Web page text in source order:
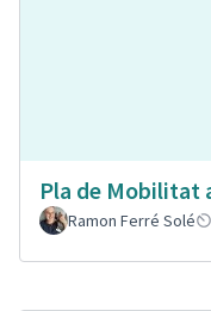
Pla de Mobilitat
Ramon Ferré Solé